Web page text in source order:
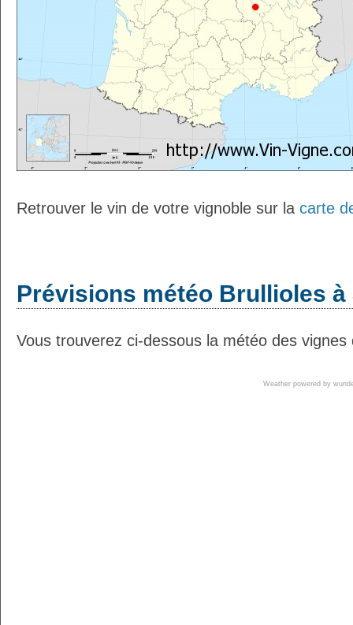
Retrouver le vin de votre vignoble sur la carte
Prévisions météo Brullioles à
Vous trouverez ci-dessous la météo des
Weather powered by